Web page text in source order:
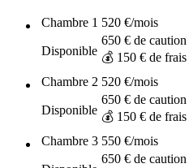
Chambre 1 520 €/mois
Disponible
650 € de caution
💰 150 € de frais
Chambre 2 520 €/mois
Disponible
650 € de caution
💰 150 € de frais
Chambre 3 550 €/mois
650 € de caution